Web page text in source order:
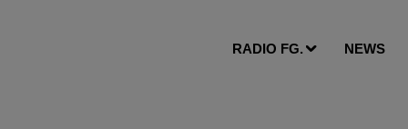
RADIO FG. NEWS